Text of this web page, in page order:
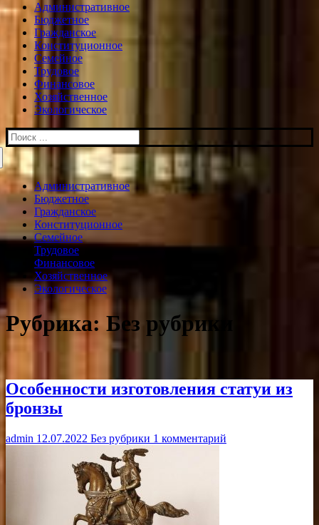
Административное
Бюджетное
Гражданское
Конституционное
Семейное
Трудовое
Финансовое
Хозяйственное
Экологическое
Искать:
Административное
Бюджетное
Гражданское
Конституционное
Семейное
Трудовое
Финансовое
Хозяйственное
Экологическое
Рубрика: Без рубрики
Особенности изготовления статуи из
бронзы
admin 12.07.2022 Без рубрики 1 комментарий